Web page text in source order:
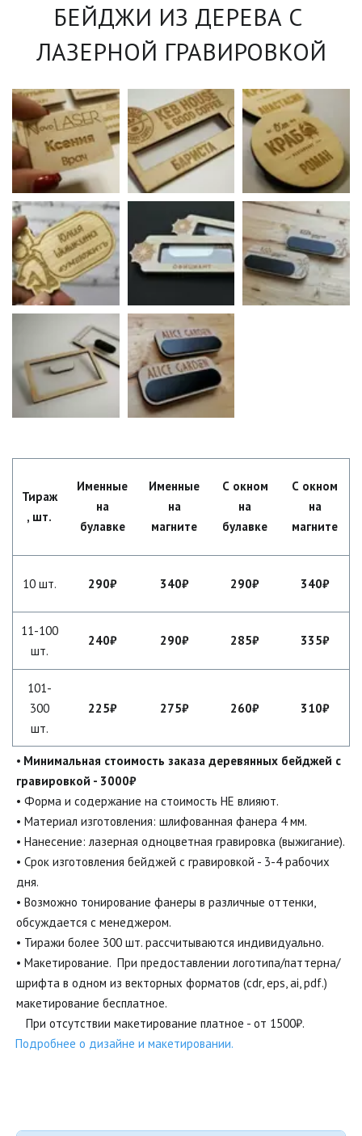
БЕЙДЖИ ИЗ ДЕРЕВА С
ЛАЗЕРНОЙ ГРАВИРОВКОЙ
Тираж
, шт.
Именные
на
булавке
Именные
на
магните
С окном
на
булавке
С окном
на
магните
10 шт. 290₽ 340₽ 290₽ 340₽
11-100
шт.
240₽ 290₽ 285₽ 335₽
101-
300
шт.
225₽ 275₽ 260₽ 310₽
• Минимальная стоимость заказа деревянных бейджей с
гравировкой - 3000₽
• Форма и содержание на стоимость НЕ влияют.
• Материал изготовления: шлифованная фанера 4 мм.
• Нанесение: лазерная одноцветная гравировка (выжигание).
• Срок изготовления бейджей с гравировкой - 3-4 рабочих
дня.
• Возможно тонирование фанеры в различные оттенки,
обсуждается с менеджером.
• Тиражи более 300 шт. рассчитываются индивидуально.
• Макетирование.  При предоставлении логотипа/паттерна/
шрифта в одном из векторных форматов (cdr, eps, ai, pdf.)
макетирование бесплатное.
   При отсутствии макетирование платное - от 1500₽.
Подробнее о дизайне и макетировании.